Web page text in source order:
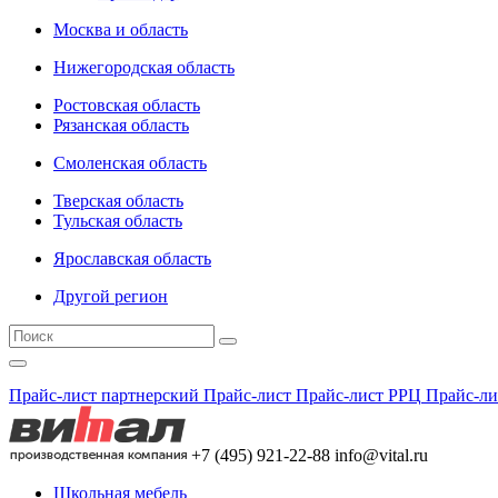
Москва и область
Нижегородская область
Ростовская область
Рязанская область
Смоленская область
Тверская область
Тульская область
Ярославская область
Другой регион
Прайс-лист партнерский Прайс-лист Прайс-лист РРЦ Прайс-
+7 (495) 921-22-88 info@vital.ru
Школьная мебель